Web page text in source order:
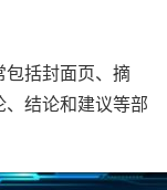
括封面页、摘
结论和建议等部